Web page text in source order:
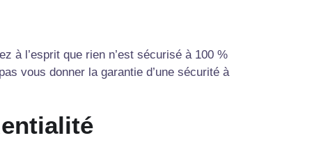
à l’esprit que rien n’est sécurisé à 100 %
vous donner la garantie d’une sécurité à